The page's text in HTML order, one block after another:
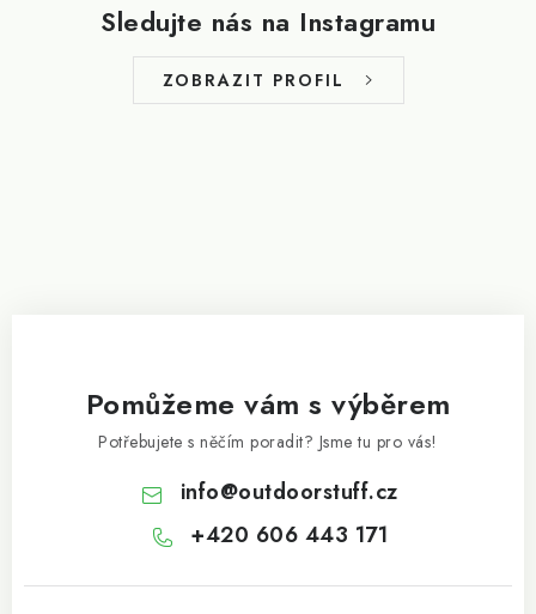
Sledujte nás na Instagramu
ZOBRAZIT PROFIL
Pomůžeme vám s výběrem
Potřebujete s něčím poradit? Jsme tu pro vás!
info@outdoorstuff.cz
+420 606 443 171